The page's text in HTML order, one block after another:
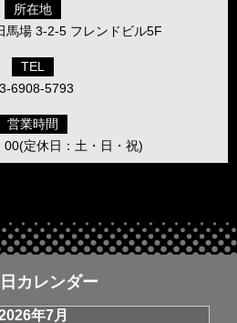
所在地
馬場 3-2-5 フレンドビル5F
TEL
6908-5793
営業時間
00(定休日：土・日・祝)
カレンダー